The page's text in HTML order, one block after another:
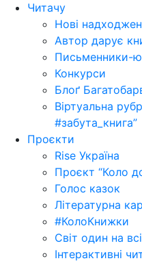
Читачу
Нові
Автор дарує
Письменники-
Конкурси
Блоґ
Віртуальна
#забута_книга”
Проєкти
Rise Україна
Проєкт “Коло
Голос казок
Літературна
#КолоКнижки
Світ один на
Інтерактивні